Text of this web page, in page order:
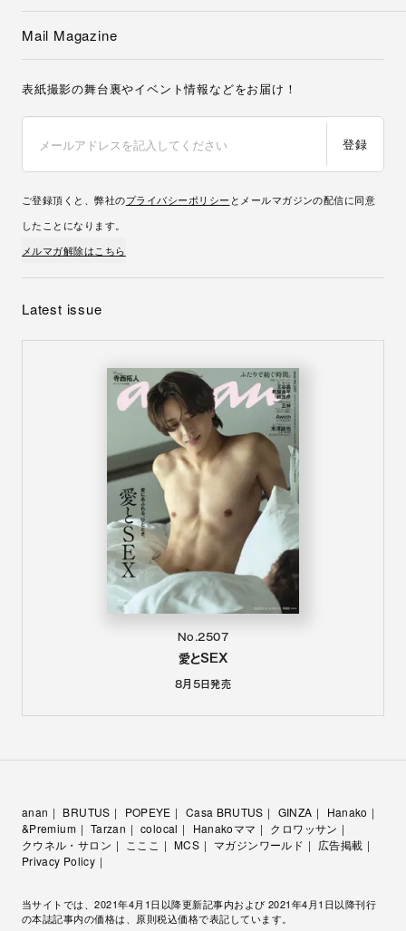
Mail Magazine
表紙撮影の舞台裏やイベント情報などをお届け！
登録
ご登録頂くと、弊社のプライバシーポリシー とメールマガジンの配信に同意
したことになります。
メルマガ解除はこちら
Latest issue
No.2507
愛とSEX
8月5日発売
anan BRUTUS POPEYE Casa BRUTUS GINZA
Hanako
&Premium
Tarzan colocal Hanakoママ
クロワッサン
クウネル・サロン
こここ MCS マガジンワールド
広告掲載
Privacy Policy
当サイトでは、2021年4月1日以降更新記事内および 2021年4月1日以降刊行
の本誌記事内の価格は、原則税込価格で表記しています。